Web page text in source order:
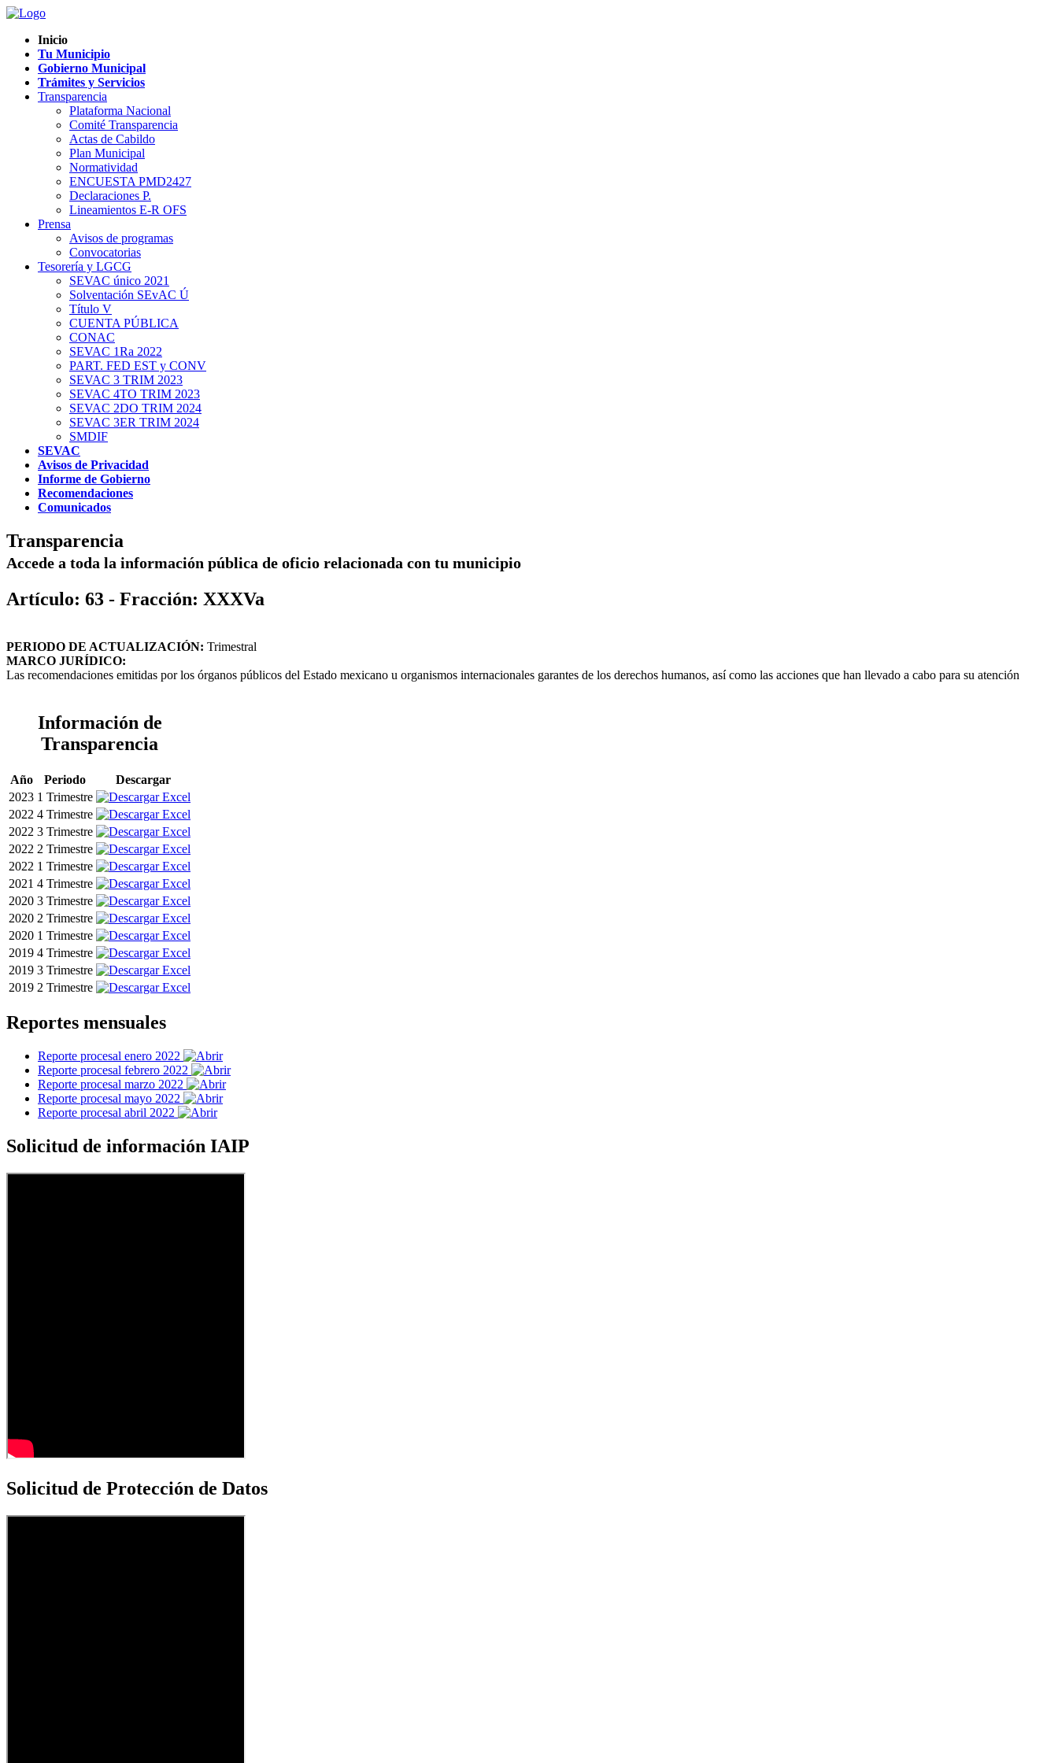
Inicio
Tu Municipio
Gobierno Municipal
Trámites y Servicios
Transparencia
Plataforma Nacional
Comité Transparencia
Actas de Cabildo
Plan Municipal
Normatividad
ENCUESTA PMD2427
Declaraciones P.
Lineamientos E-R OFS
Prensa
Avisos de programas
Convocatorias
Tesorería y LGCG
SEVAC único 2021
Solventación SEvAC Ú
Título V
CUENTA PÚBLICA
CONAC
SEVAC 1Ra 2022
PART. FED EST y CONV
SEVAC 3 TRIM 2023
SEVAC 4TO TRIM 2023
SEVAC 2DO TRIM 2024
SEVAC 3ER TRIM 2024
SMDIF
SEVAC
Avisos de Privacidad
Informe de Gobierno
Recomendaciones
Comunicados
Transparencia
Accede a toda la información pública de oficio relacionada con tu municipio
Artículo: 63 - Fracción: XXXVa
PERIODO DE ACTUALIZACIÓN: Trimestral
MARCO JURÍDICO:
Las recomendaciones emitidas por los órganos públicos del Estado mexicano u organismos internacionales garantes de los derechos humanos, así como las acciones que han llevado a cabo para su atención
Información de
Transparencia
Año Periodo
Descargar
2023 1 Trimestre
2022 4 Trimestre
2022 3 Trimestre
2022 2 Trimestre
2022 1 Trimestre
2021 4 Trimestre
2020 3 Trimestre
2020 2 Trimestre
2020 1 Trimestre
2019 4 Trimestre
2019 3 Trimestre
2019 2 Trimestre
Reportes mensuales
Reporte procesal enero 2022
Reporte procesal febrero 2022
Reporte procesal marzo 2022
Reporte procesal mayo 2022
Reporte procesal abril 2022
Solicitud de información IAIP
Solicitud de Protección de Datos